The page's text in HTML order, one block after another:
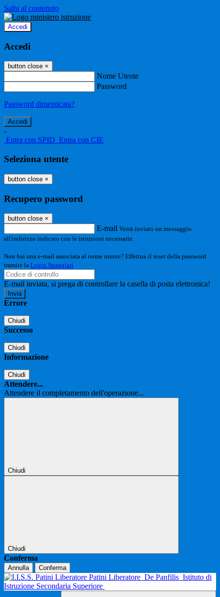
Salta al contenuto
Accedi
Accedi
button close ×
Nome Utente
Password
Password dimenticata?
-
Entra con SPID Entra con CIE
Seleziona utente
button close ×
Recupero password
button close ×
E-mail Verrà inviato un messaggio
all'indirizzo indicato con le istruzioni necessarie.
Non hai una e-mail associata al nome utente? Effettua il reset della password
tramite la Login Spaggiari
E-mail inviata, si prega di controllare la casella di posta elettronica!
Errore
Chiudi
Successo
Chiudi
Informazione
Chiudi
Attendere...
Attendere il completamento dell'operazione...
Chiudi
Chiudi
Conferma
Annulla Conferma
Patini Liberatore De Panfilis Istituto di
Istruzione Secondaria Superiore